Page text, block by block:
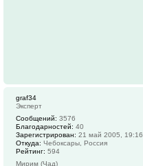
graf34
Эксперт
Сообщений: 3576
Благодарностей: 40
Зарегистрирован: 21 май 2005, 19:16
Откуда: Чебоксары, Россия
Рейтинг: 594
Мирим (Чад)